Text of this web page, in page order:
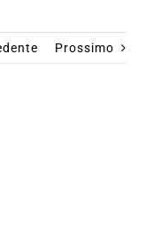
Prossimo